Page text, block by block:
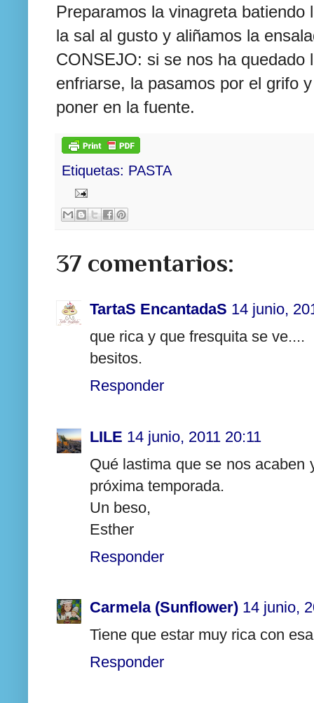
Preparamos la vinagreta
la sal al gusto y aliñamos la
CONSEJO: si se nos ha quedado
enfriarse, la pasamos por el grifo
poner en la fuente.
Etiquetas: PASTA
37 comentarios:
TartaS EncantadaS 14 junio,
que rica y que fresquita se ve....
besitos.
Responder
LILE 14 junio, 2011 20:11
Qué lastima que se nos acaben
próxima temporada.
Un beso,
Esther
Responder
Carmela (Sunflower) 14 junio,
Tiene que estar muy rica con
Responder